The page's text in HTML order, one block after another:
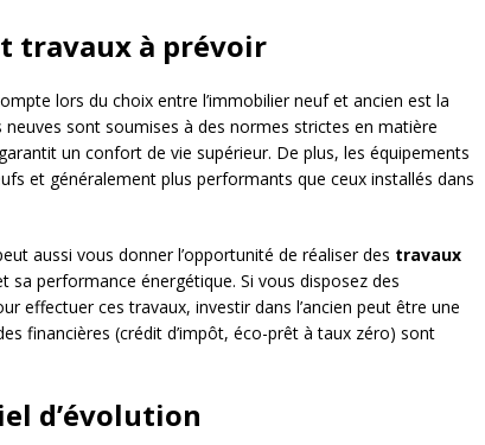
travaux à prévoir
lors du choix entre l’immobilier neuf et ancien est la
neuves sont soumises à des normes strictes en matière
un confort de vie supérieur. De plus, les équipements
et généralement plus performants que ceux installés dans
aussi vous donner l’opportunité de réaliser des travaux
sa performance énergétique. Si vous disposez des
effectuer ces travaux, investir dans l’ancien peut être une
financières (crédit d’impôt, éco-prêt à taux zéro) sont
d’évolution